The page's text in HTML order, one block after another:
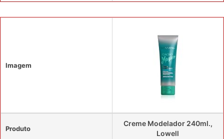
Imagem
Produto
Creme Modelador 240ml.,
Lowell